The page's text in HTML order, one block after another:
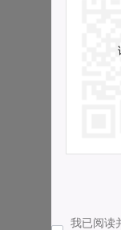
我已阅读